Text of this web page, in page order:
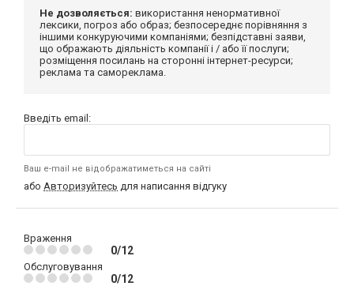
Не дозволяється: використання ненормативної
лексики, погроз або образ; безпосереднє порівняння з
іншими конкуруючими компаніями; безпідставні заяви,
що ображають діяльність компанії і / або її послуги;
розміщення посилань на сторонні інтернет-ресурси;
реклама та самореклама.
Введіть email:
Ваш e-mail не відображатиметься на сайті
або Авторизуйтесь для написання відгуку
Враження
0/12
Обслуговування
0/12